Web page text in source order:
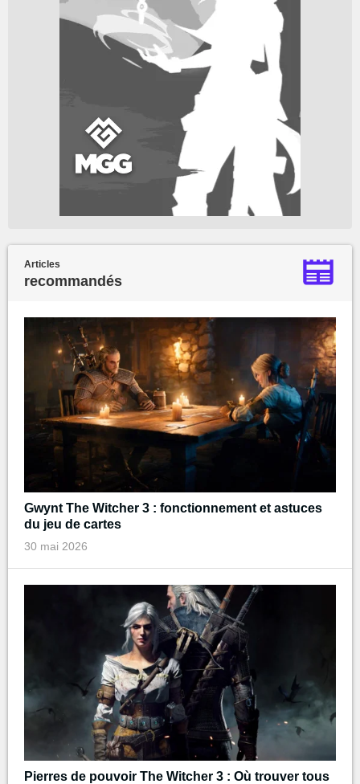
Articles
recommandés
Gwynt The Witcher 3 : fonctionnement et astuces
du jeu de cartes
30 mai 2026
Pierres de pouvoir The Witcher 3 : Où trouver tous